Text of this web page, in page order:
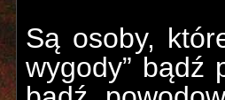
Są osoby,
wygody” bądź